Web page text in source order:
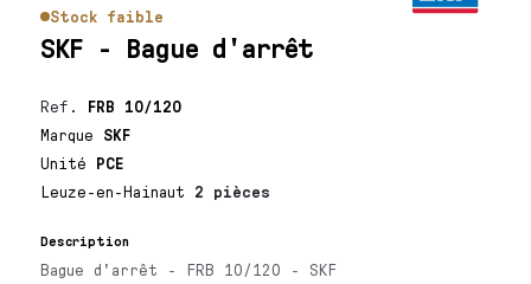
Stock faible
SKF - Bague d'arrêt
Ref. FRB 10/120
Marque SKF
Unité PCE
Leuze-en-Hainaut 2 pièces
Description
Bague d'arrêt - FRB 10/120 - SKF